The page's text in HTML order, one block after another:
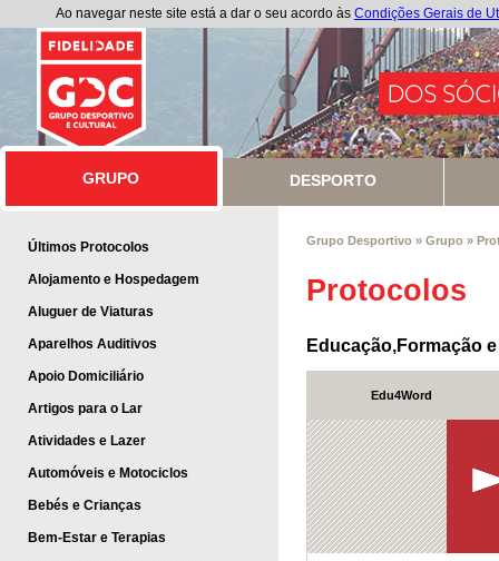
Ao navegar neste site está a dar o seu acordo às Condições Gerais de
GRUPO
GRUPO DESPORTO
Últimos Protocolos
Alojamento e Hospedagem
Aluguer de Viaturas
Aparelhos Auditivos
Apoio Domiciliário
Artigos para o Lar
Atividades e Lazer
Automóveis e Motociclos
Bebés e Crianças
Bem-Estar e Terapias
Grupo Desportivo » Grupo »
Protocolos
Educação,Formação
Edu4Word